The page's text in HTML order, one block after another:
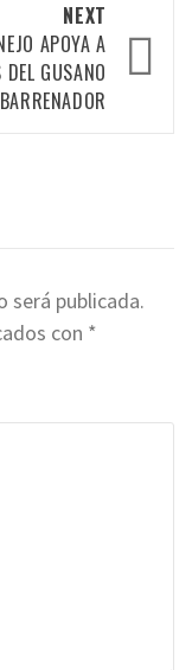
NEXT
APOYA A
GUSANO
BARRENADOR
será publicada.
con *